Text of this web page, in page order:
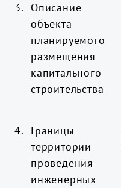
3.
Описание
объекта
планируемого
размещения
капитального
строительства
4.
Границы
территории
проведения
инженерных